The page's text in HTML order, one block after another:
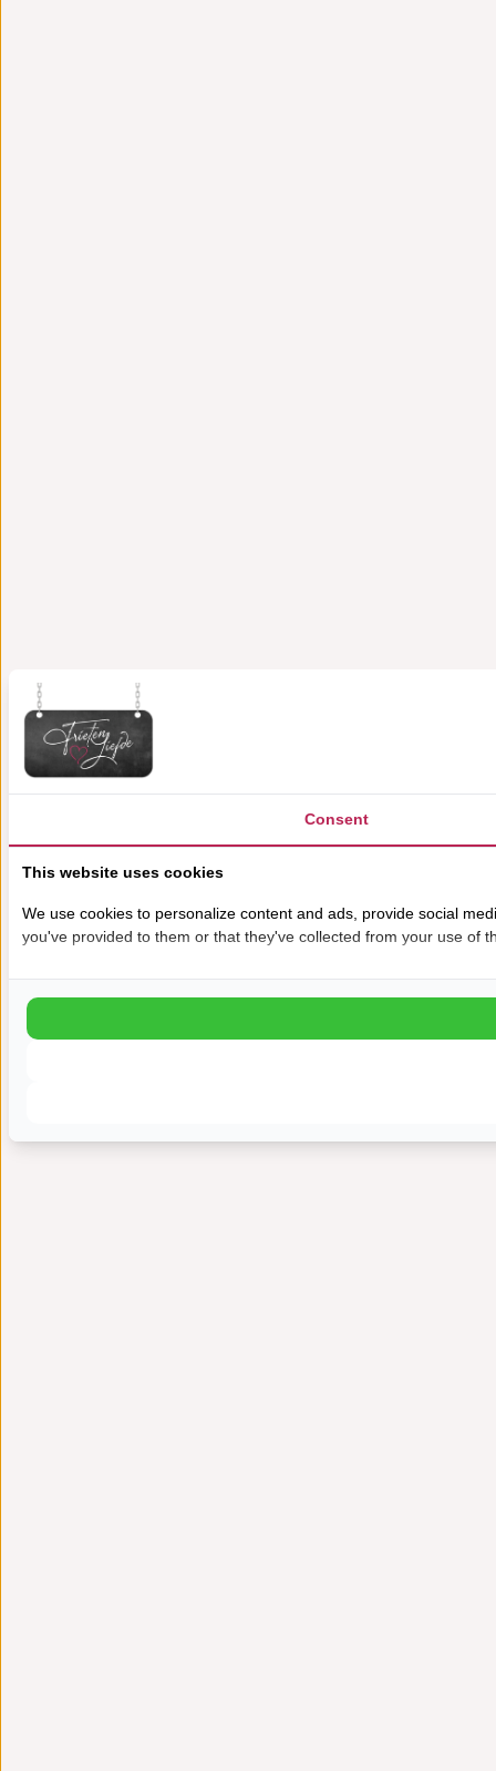
Consent
This website uses cookies
We use cookies to personalize content and ads, provide social
you've provided to them or that they've collected from your use of